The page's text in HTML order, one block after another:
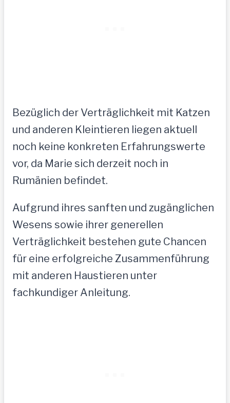
Bezüglich der Verträglichkeit mit Katzen
und anderen Kleintieren liegen aktuell
noch keine konkreten Erfahrungswerte
vor, da Marie sich derzeit noch in
Rumänien befindet.
Aufgrund ihres sanften und zugänglichen
Wesens sowie ihrer generellen
Verträglichkeit bestehen gute Chancen
für eine erfolgreiche Zusammenführung
mit anderen Haustieren unter
fachkundiger Anleitung.